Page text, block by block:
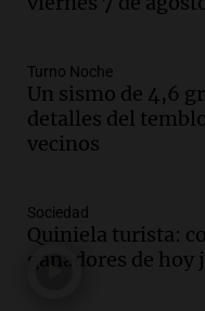
sobre los
Amamos
Episodios
Audio.
durante la
Informados al
Episodios
Turno Noche
Un sismo de 4,6
detalles del
vecinos
Sociedad
Quiniela turista:
ganadores de hoy